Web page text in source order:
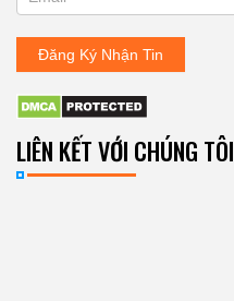
NHẬN
BẢN
TIN
human,
leave
this
blank.
Đăng Ký Nhận Tin
LIÊN KẾT VỚI CHÚNG TÔI